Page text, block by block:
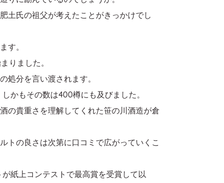
土氏の祖父が考えたことがきっかけでし
す。
りました。
処分を言い渡されます。
かもその数は400樽にも及びました。
の貴重さを理解してくれた笹の川酒造が倉
トの良さは次第に口コミで広がっていくこ
紙上コンテストで最高賞を受賞して以